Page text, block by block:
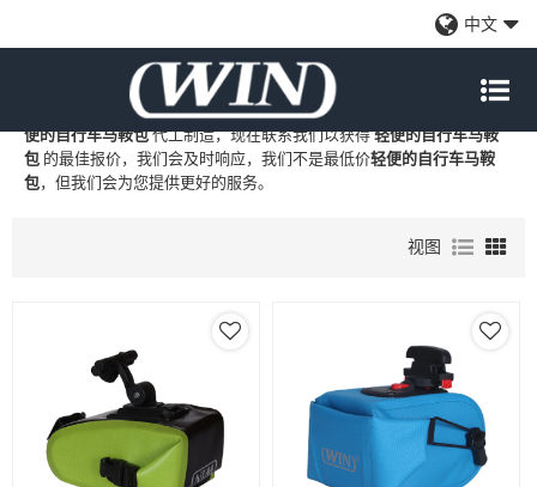
中文
轻便的自行车马鞍包的专业中国制造商和供应商，我们提供定
轻便的自行车马鞍包工厂、自有品牌轻便的自行车马鞍包
便的自行车马鞍包代工制造，现在联系我们以获得轻便的自行车马鞍
包 的最佳报价，我们会及时响应，我们不是最低价轻便的自行车马鞍
包，但我们会为您提供更好的服务。
视图